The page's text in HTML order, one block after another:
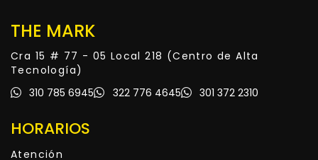
THE MARK
Cra 15 # 77 - 05 Local 218 (Centro de Alta
Tecnología)
310 785 6945
322 776 4645 301 372 2310
HORARIOS
Atención